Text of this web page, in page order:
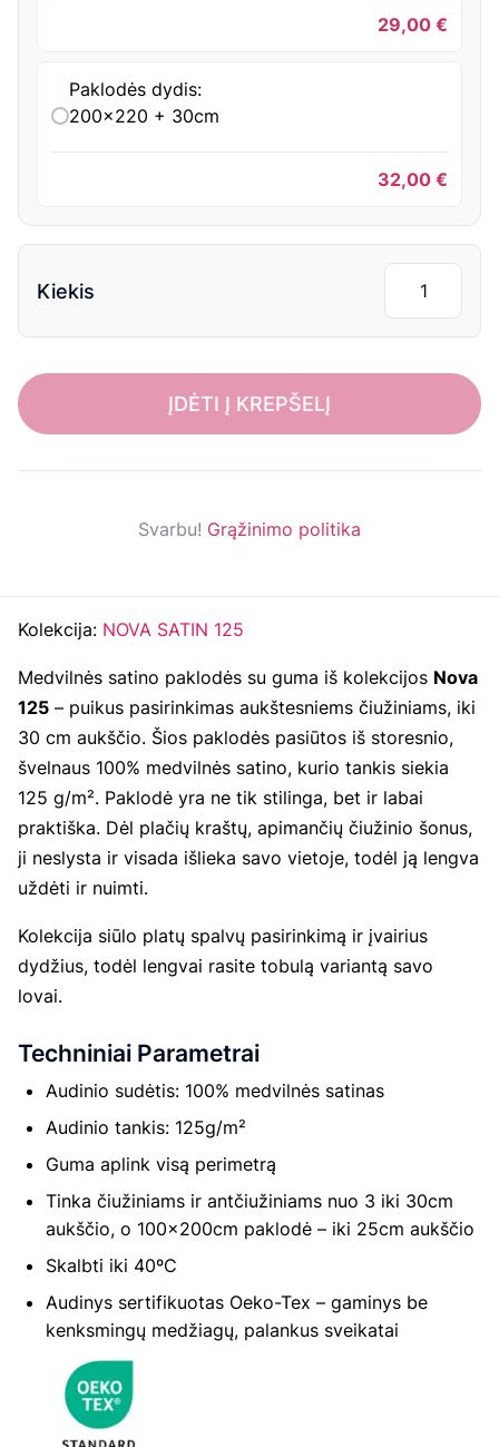
29,00 €
Paklodės dydis:
200x220 + 30cm
32,00 €
Kiekis
ĮDĖTI Į KREPŠELĮ
Svarbu! Grąžinimo politika
Kolekcija: NOVA SATIN 125
Medvilnės satino paklodės su guma iš kolekcijos Nova
125 – puikus pasirinkimas aukštesniems čiužiniams, iki
30 cm aukščio. Šios paklodės pasiūtos iš storesnio,
švelnaus 100% medvilnės satino, kurio tankis siekia
125 g/m². Paklodė yra ne tik stilinga, bet ir labai
praktiška. Dėl plačių kraštų, apimančių čiužinio šonus,
ji neslysta ir visada išlieka savo vietoje, todėl ją lengva
uždėti ir nuimti.
Kolekcija siūlo platų spalvų pasirinkimą ir įvairius
dydžius, todėl lengvai rasite tobulą variantą savo
lovai.
Techniniai Parametrai
Audinio sudėtis: 100% medvilnės satinas
Audinio tankis: 125g/m²
Guma aplink visą perimetrą
Tinka čiužiniams ir antčiužiniams nuo 3 iki 30cm
aukščio, o 100x200cm paklodė – iki 25cm aukščio
Skalbti iki 40ºC
Audinys sertifikuotas Oeko-Tex – gaminys be
kenksmingų medžiagų, palankus sveikatai